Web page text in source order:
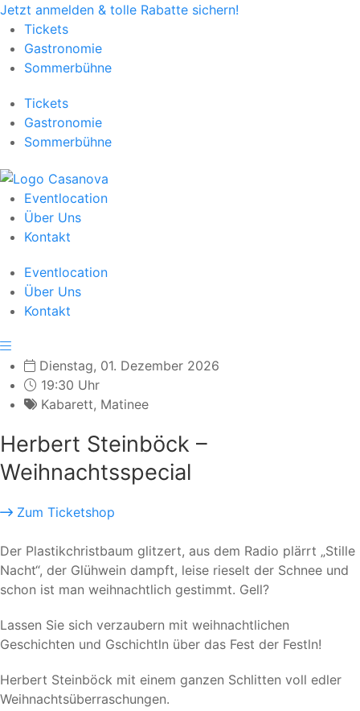
Jetzt anmelden & tolle Rabatte sichern!
Tickets
Gastronomie
Sommerbühne
Tickets
Gastronomie
Sommerbühne
Eventlocation
Über Uns
Kontakt
Eventlocation
Über Uns
Kontakt
Dienstag, 01. Dezember 2026
19:30 Uhr
Kabarett, Matinee
Herbert Steinböck –
Weihnachtsspecial
Zum Ticketshop
Der Plastikchristbaum glitzert, aus dem Radio plärrt „Stille
Nacht“, der Glühwein dampft, leise rieselt der Schnee und
schon ist man weihnachtlich gestimmt. Gell?
Lassen Sie sich verzaubern mit weihnachtlichen
Geschichten und Gschichtln über das Fest der Festln!
Herbert Steinböck mit einem ganzen Schlitten voll edler
Weihnachtsüberraschungen.